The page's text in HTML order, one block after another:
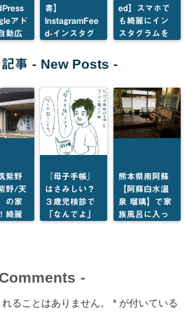
アド
動広
５つ
法
書】
InstagramFee
d-インスタグ
WordPressブ
ログに表示さ
題解決・カス
タマイズまと
め
ed】スマホで
も綺麗にイン
スタグラムを
事 - New Posts -
紫野
野/天
の家
綺麗
『母子手帳』
はさみしい？
３歳児検診で
「なんでよ」
熊本県南阿蘇
【阿蘇白水温
泉 瑠璃】で家
族風呂に入っ
Comments -
ることはありません。 * が付いている